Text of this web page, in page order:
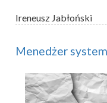
Ireneusz Jabłoński
Menedżer